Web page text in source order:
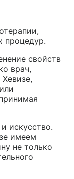
процедур.
свойств
врач,
искусство.
имеем
не только